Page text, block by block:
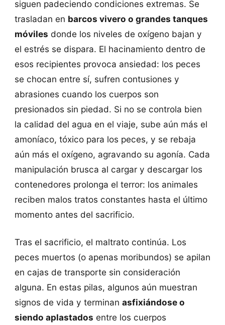
siguen padeciendo condiciones extremas. Se
trasladan en barcos vivero o grandes tanques
móviles donde los niveles de oxígeno bajan y
el estrés se dispara. El hacinamiento dentro de
esos recipientes provoca ansiedad: los peces
se chocan entre sí, sufren contusiones y
abrasiones cuando los cuerpos son
presionados sin piedad. Si no se controla bien
la calidad del agua en el viaje, sube aún más el
amoníaco, tóxico para los peces, y se rebaja
aún más el oxígeno, agravando su agonía. Cada
manipulación brusca al cargar y descargar los
contenedores prolonga el terror: los animales
reciben malos tratos constantes hasta el último
momento antes del sacrificio.
Tras el sacrificio, el maltrato continúa. Los
peces muertos (o apenas moribundos) se apilan
en cajas de transporte sin consideración
alguna. En estas pilas, algunos aún muestran
signos de vida y terminan asfixiándose o
siendo aplastados entre los cuerpos